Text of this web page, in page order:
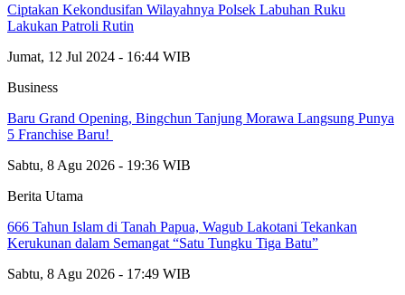
Ciptakan Kekondusifan Wilayahnya Polsek Labuhan Ruku
Lakukan Patroli Rutin
Jumat, 12 Jul 2024 - 16:44 WIB
Business
‎Baru Grand Opening, Bingchun Tanjung Morawa Langsung Punya
5 Franchise Baru! ‎
Sabtu, 8 Agu 2026 - 19:36 WIB
Berita Utama
666 Tahun Islam di Tanah Papua, Wagub Lakotani Tekankan
Kerukunan dalam Semangat “Satu Tungku Tiga Batu”
Sabtu, 8 Agu 2026 - 17:49 WIB